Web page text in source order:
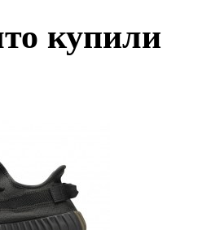
купили